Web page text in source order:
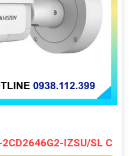
2CD2646G2-IZSU/SL C